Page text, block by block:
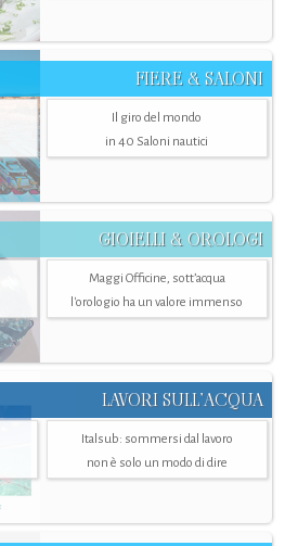
FIERE & SALONI
Il giro del mondo
in 40 Saloni nautici
GIOIELLI & OROLOGI
Maggi Officine, sott’acqua
l'orologio ha un valore immenso
LAVORI SULL’ACQUA
Italsub: sommersi dal lavoro
non è solo un modo di dire